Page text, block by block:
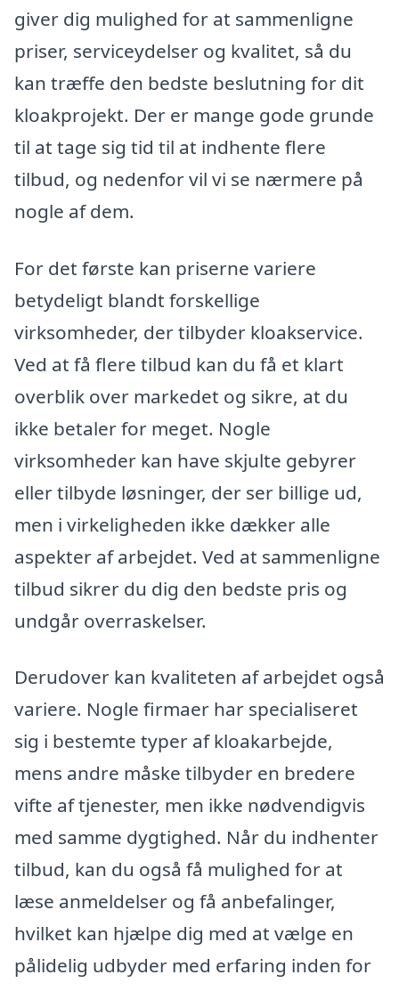
giver dig mulighed for at sammenligne
priser, serviceydelser og kvalitet, så du
kan træffe den bedste beslutning for dit
kloakprojekt. Der er mange gode grunde
til at tage sig tid til at indhente flere
tilbud, og nedenfor vil vi se nærmere på
nogle af dem.
For det første kan priserne variere
betydeligt blandt forskellige
virksomheder, der tilbyder kloakservice.
Ved at få flere tilbud kan du få et klart
overblik over markedet og sikre, at du
ikke betaler for meget. Nogle
virksomheder kan have skjulte gebyrer
eller tilbyde løsninger, der ser billige ud,
men i virkeligheden ikke dækker alle
aspekter af arbejdet. Ved at sammenligne
tilbud sikrer du dig den bedste pris og
undgår overraskelser.
Derudover kan kvaliteten af arbejdet også
variere. Nogle firmaer har specialiseret
sig i bestemte typer af kloakarbejde,
mens andre måske tilbyder en bredere
vifte af tjenester, men ikke nødvendigvis
med samme dygtighed. Når du indhenter
tilbud, kan du også få mulighed for at
læse anmeldelser og få anbefalinger,
hvilket kan hjælpe dig med at vælge en
pålidelig udbyder med erfaring inden for